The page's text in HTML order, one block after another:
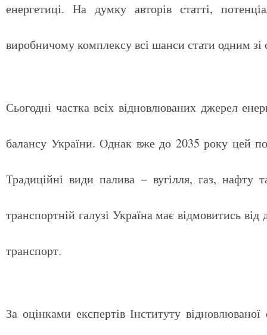
енергетиці. На думку авторів статті,
виробничому комплексу всі шанси стати одним зі
Сьогодні частка всіх відновлюваних джерел
балансу України. Однак вже до 2035 року цей
Традиційні види палива − вугілля, газ, нафту
транспортній галузі Україна має відмовитись
транспорт.
За оцінками експертів Інституту